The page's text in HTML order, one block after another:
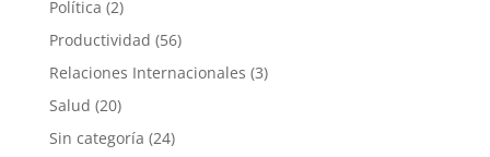
Política (2)
Productividad (56)
Relaciones Internacionales (3)
Salud (20)
Sin categoría (24)